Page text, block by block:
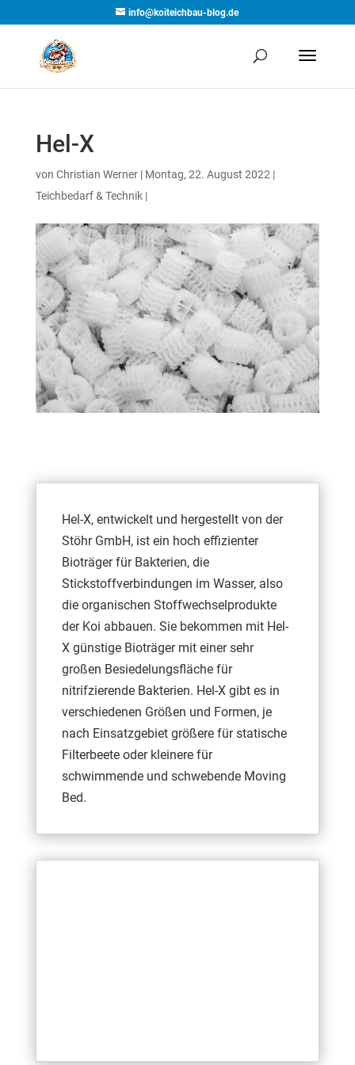
info@koiteichbau-blog.de
Hel-X
von Christian Werner| Montag, 22. August 2022 |
Teichbedarf & Technik|
Hel-X, entwickelt und hergestellt von der
Stöhr GmbH, ist ein hoch effizienter
Bioträger für Bakterien, die
Stickstoffverbindungen im Wasser, also
die organischen Stoffwechselprodukte
der Koi abbauen. Sie bekommen mit Hel-
X günstige Bioträger mit einer sehr
großen Besiedelungsfläche für
nitrifzierende Bakterien. Hel-X gibt es in
verschiedenen Größen und Formen, je
nach Einsatzgebiet größere für statische
Filterbeete oder kleinere für
schwimmende und schwebende Moving
Bed.